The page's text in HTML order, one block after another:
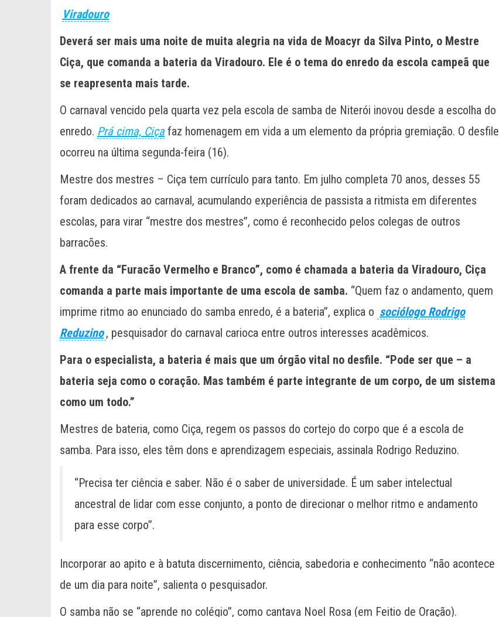
Viradouro
Deverá ser mais uma noite de muita alegria na vida de Moacyr da Silva Pinto, o Mestre
Ciça, que comanda a bateria da Viradouro. Ele é o tema do enredo da escola campeã que
se reapresenta mais tarde.
O carnaval vencido pela quarta vez pela escola de samba de Niterói inovou desde a escolha do
enredo. Prá cima, Ciçafaz homenagem em vida a um elemento da própria gremiação. O desfile
ocorreu na última segunda-feira (16).
Mestre dos mestres – Ciça tem currículo para tanto. Em julho completa 70 anos, desses 55
foram dedicados ao carnaval, acumulando experiência de passista a ritmista em diferentes
escolas, para virar “mestre dos mestres”, como é reconhecido pelos colegas de outros
barracões.
A frente da “Furacão Vermelho e Branco”, como é chamada a bateria da Viradouro, Ciça
comanda a parte mais importante de uma escola de samba. “Quem faz o andamento, quem
imprime ritmo ao enunciado do samba enredo, é a bateria”, explica o sociólogo Rodrigo
Reduzino , pesquisador do carnaval carioca entre outros interesses acadêmicos.
Para o especialista, a bateria é mais que um órgão vital no desfile. “Pode ser que – a
bateria seja como o coração. Mas também é parte integrante de um corpo, de um sistema
como um todo.”
Mestres de bateria, como Ciça, regem os passos do cortejo do corpo que é a escola de
samba. Para isso, eles têm dons e aprendizagem especiais, assinala Rodrigo Reduzino.
“Precisa ter ciência e saber. Não é o saber de universidade. É um saber intelectual
ancestral de lidar com esse conjunto, a ponto de direcionar o melhor ritmo e andamento
para esse corpo”.
Incorporar ao apito e à batuta discernimento, ciência, sabedoria e conhecimento “não acontece
de um dia para noite”, salienta o pesquisador.
O samba não se “aprende no colégio”, como cantava Noel Rosa (em Feitio de Oração).